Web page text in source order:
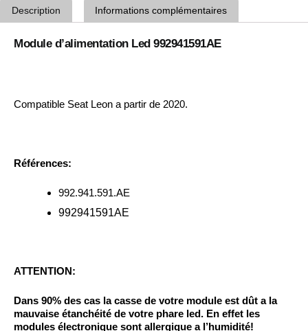
Description Informations complémentaires
Module d’alimentation Led 992941591AE
Compatible Seat Leon a partir de 2020.
Références:
992.941.591.AE
992941591AE
ATTENTION:
Dans 90% des cas la casse de votre module est dût a la
mauvaise étanchéité de votre phare led. En effet les
modules électronique sont allergique a l’humidité!